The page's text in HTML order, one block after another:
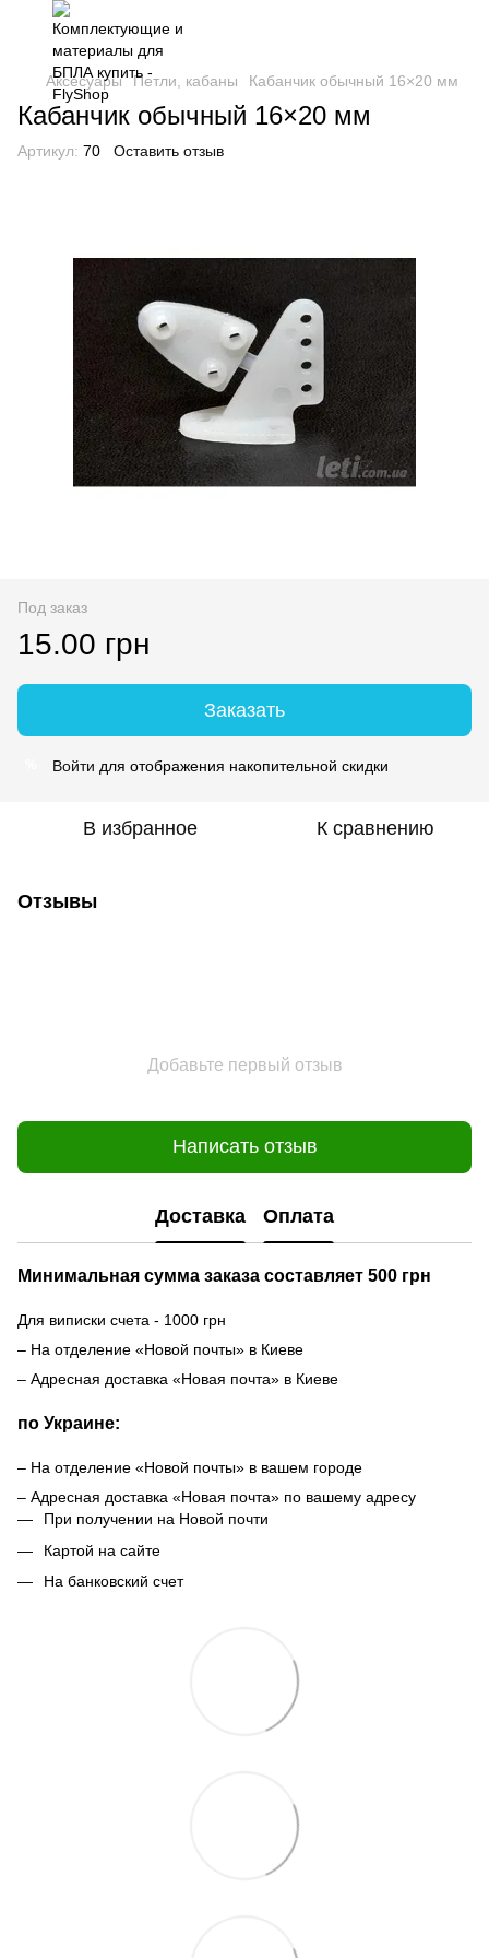
Аксесуары Петли, кабаны Кабанчик обычный 16×20 мм
Кабанчик обычный 16×20 мм
Артикул: 70 Оставить отзыв
Под заказ
15.00 грн
Заказать
Войти для отображения накопительной скидки
В избранное К сравнению
Отзывы
Добавьте первый отзыв
Написать отзыв
Доставка Оплата
Минимальная сумма заказа составляет 500 грн
Для виписки счета - 1000 грн
– На отделение «Новой почты» в Киеве
– Адресная доставка «Новая почта» в Киеве
по Украине:
– На отделение «Новой почты» в вашем городе
– Адресная доставка «Новая почта» по вашему адресу
При получении на Новой почти
Картой на сайте
На банковский счет